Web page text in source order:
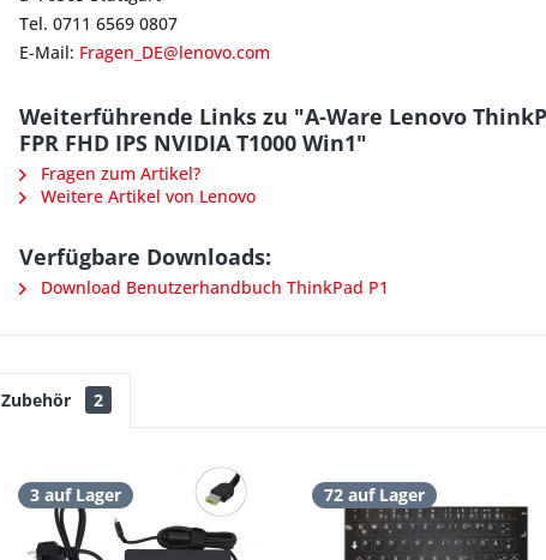
Tel. 0711 6569 0807
E-Mail: Fragen_DE@lenovo.com
Weiterführende Links zu "A-Ware Lenovo
FPR FHD IPS NVIDIA T1000 Win1"
Fragen zum Artikel?
Weitere Artikel von Lenovo
Verfügbare Downloads:
Download Benutzerhandbuch ThinkPad P1
Zubehör 2
3 auf Lager 72 auf Lager